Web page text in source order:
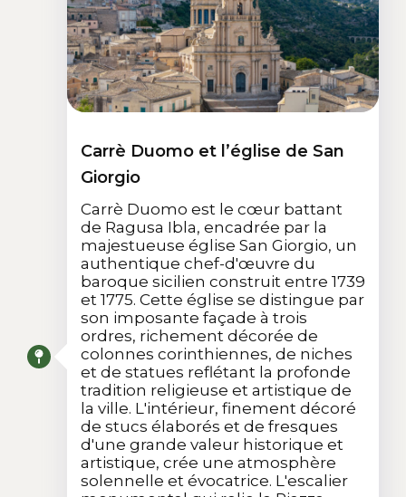
Carrè Duomo et l’église de San
Giorgio
Carrè Duomo est le cœur battant
de Ragusa Ibla, encadrée par la
majestueuse église San Giorgio, un
authentique chef-d'œuvre du
baroque sicilien construit entre 1739
et 1775. Cette église se distingue par
son imposante façade à trois
ordres, richement décorée de
colonnes corinthiennes, de niches
et de statues reflétant la profonde
tradition religieuse et artistique de
la ville. L'intérieur, finement décoré
de stucs élaborés et de fresques
d'une grande valeur historique et
artistique, crée une atmosphère
solennelle et évocatrice. L'escalier